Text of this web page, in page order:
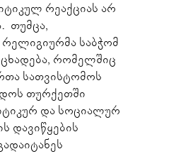
რეაქციას არ
თუმცა,
საბჭომ
რომელშიც
სათვისტომოს
თურქეთში
და სოციალურ
დავიწყების